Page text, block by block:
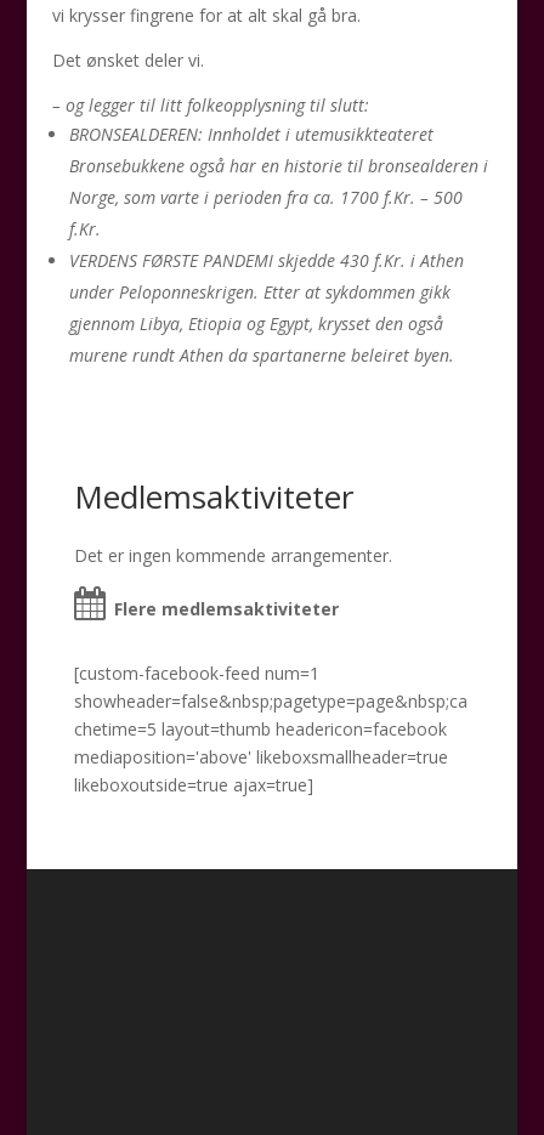
vi krysser fingrene for at alt skal gå bra.
Det ønsket deler vi.
– og legger til litt folkeopplysning til slutt:
BRONSEALDEREN: Innholdet i utemusikkteateret
Bronsebukkene også har en historie til bronsealderen i
Norge, som varte i perioden fra ca. 1700 f.Kr. – 500
f.Kr.
VERDENS FØRSTE PANDEMI skjedde 430 f.Kr. i Athen
under Peloponneskrigen. Etter at sykdommen gikk
gjennom Libya, Etiopia og Egypt, krysset den også
murene rundt Athen da spartanerne beleiret byen.
Medlemsaktiviteter
Det er ingen kommende arrangementer.
Flere medlemsaktiviteter
[custom-facebook-feed num=1
showheader=false&nbsp;pagetype=page&nbsp;ca
chetime=5 layout=thumb headericon=facebook
mediaposition='above' likeboxsmallheader=true
likeboxoutside=true ajax=true]